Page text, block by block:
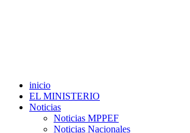
inicio
EL MINISTERIO
Noticias
Noticias MPPEF
Noticias Nacionales